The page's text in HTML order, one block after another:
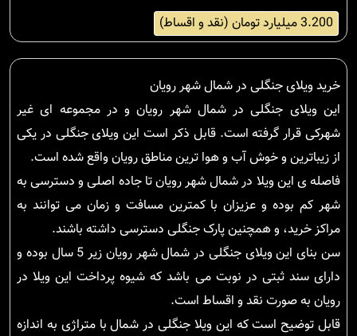
3.200 میلیارد تومان (نقد و اقساط)
خرید ویلای جنگلی در شمال شهر رویان
این ویلای جنگلی در شمال شهر رویان و در مجموعه ای غیر
شهرکی قرار گرفته است. قابل ذکر است این ویلای جنگلی در یکی
از زیباترین و خوش آب و هوا ترین مناطق رویان واقع شده است.
فاصله ی این ویلا در شمال شهر رویان تا جاده اصلی و دسترسی به
شهر کم بوده و عزیزان با کمترین مسافت و زمان می توانند به
مراکز خرید، و همچنین پارک جنگلی دسترسی داشته باشند.
سن بنای این ویلای جنگلی در شمال شهر رویان زیر 5 سال بوده و
دارای سند ثبتی در نوبت می باشد که شیوه پرداخت این ویلا در
رویان به صورت نقد و اقساط است.
قابل توضیح است که این ویلا جنگلی در شمال با متراژی به اندازه